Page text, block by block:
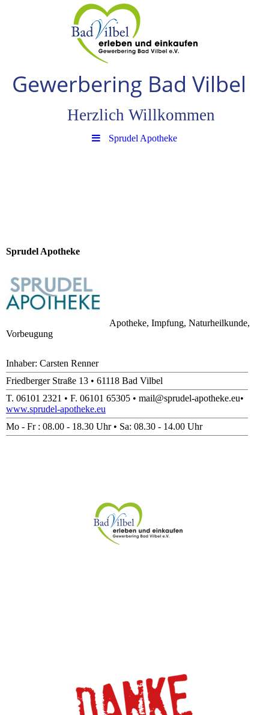
Gewerbering Bad Vilbel
Herzlich Willkommen
Sprudel Apotheke
Sprudel Apotheke
Apotheke, Impfung, Naturheilkunde,
Vorbeugung
Inhaber: Carsten Renner
Friedberger Straße 13 • 61118 Bad Vilbel
T. 06101 2321 • F. 06101 65305 • mail@sprudel-apotheke.eu•
www.sprudel-apotheke.eu
Mo - Fr : 08.00 - 18.30 Uhr • Sa: 08.30 - 14.00 Uhr